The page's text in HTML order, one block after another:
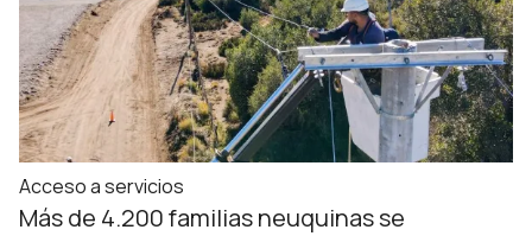
Acceso a servicios
Más de 4.200 familias neuquinas se